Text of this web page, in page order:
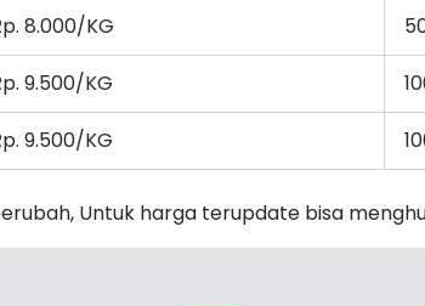
8.000/KG
9.500/KG
9.500/KG
Untuk harga terupdate bisa